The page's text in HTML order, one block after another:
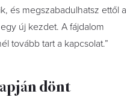
és megszabadulhatsz ettől a
új kezdet. A fájdalom
tovább tart a kapcsolat.”
dönt